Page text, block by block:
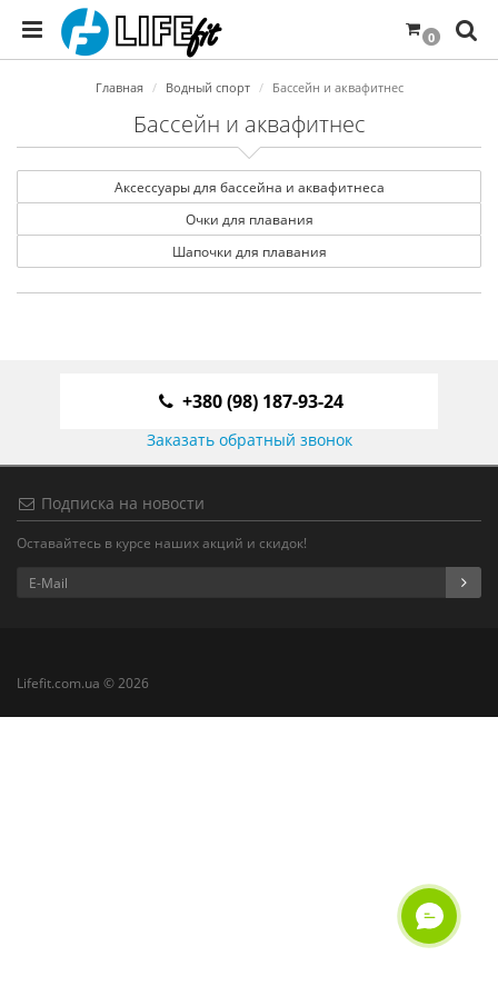
0
Главная Водный спорт Бассейн и аквафитнес
Бассейн и аквафитнес
Аксессуары для бассейна и аквафитнеса
Очки для плавания
Шапочки для плавания
+380 (98) 187-93-24
Заказать обратный звонок
Подписка на новости
Оставайтесь в курсе наших акций и скидок!
Lifefit.com.ua © 2026